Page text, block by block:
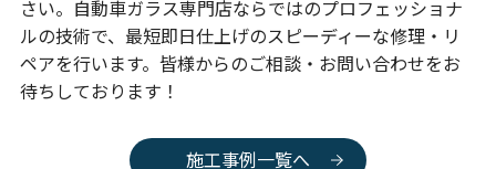
さい。自動車ガラス専門店ならではのプロフェッショナ
ルの技術で、最短即日仕上げのスピーディーな修理・リ
ペアを行います。皆様からのご相談・お問い合わせをお
待ちしております！
施工事例一覧へ